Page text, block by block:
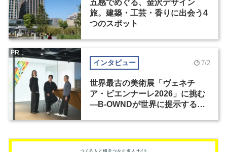
五感でめぐる、金沢デザイン
旅。建築・工芸・香りに出会う4
つのスポット
インタビュー 7/2
世界最古の美術展「ヴェネチ
ア・ビエンナーレ2026」に挑む
―B-OWNDが世界に提示する美
PR